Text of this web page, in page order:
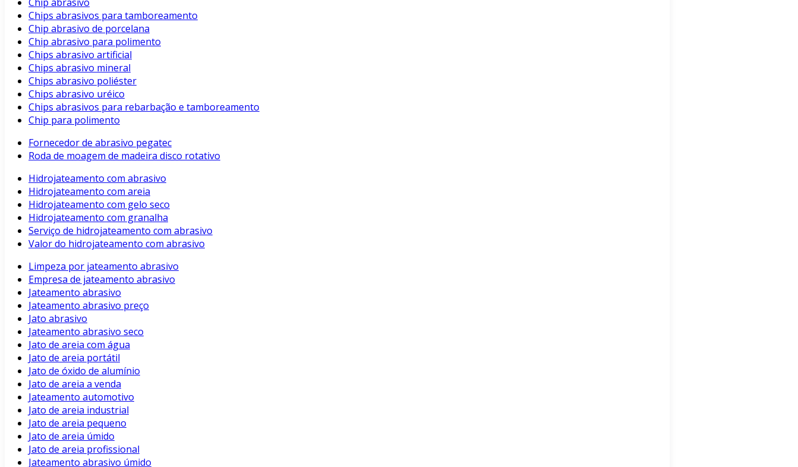
Chips abrasivos para tamboreamento
Chip abrasivo de porcelana
Chip abrasivo para polimento
Chips abrasivo artificial
Chips abrasivo mineral
Chips abrasivo poliéster
Chips abrasivo uréico
Chips abrasivos para rebarbação e tamboreamento
Chip para polimento
Fornecedor de abrasivo pegatec
Roda de moagem de madeira disco rotativo
Hidrojateamento com abrasivo
Hidrojateamento com areia
Hidrojateamento com gelo seco
Hidrojateamento com granalha
Serviço de hidrojateamento com abrasivo
Valor do hidrojateamento com abrasivo
Limpeza por jateamento abrasivo
Empresa de jateamento abrasivo
Jateamento abrasivo
Jateamento abrasivo preço
Jato abrasivo
Jateamento abrasivo seco
Jato de areia com água
Jato de areia portátil
Jato de óxido de alumínio
Jato de areia a venda
Jateamento automotivo
Jato de areia industrial
Jato de areia pequeno
Jato de areia úmido
Jato de areia profissional
Jateamento abrasivo úmido